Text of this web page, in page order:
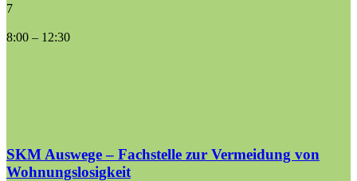
7
8:00 – 12:30
SKM Auswege – Fachstelle zur Vermeidung von
Wohnungslosigkeit